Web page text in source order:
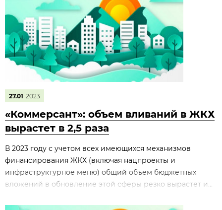
27.01 2023
«Коммерсант»: объем вливаний в ЖКХ
вырастет в 2,5 раза
В 2023 году с учетом всех имеющихся механизмов
финансирования ЖКХ (включая нацпроекты и
инфраструктурное меню) общий объем бюджетных
вложений в обновление этой сферы резко вырастет и...